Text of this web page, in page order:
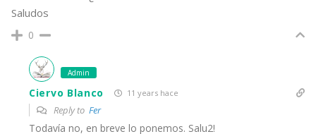
Saludos
0
Admin
Ciervo Blanco 11 years hace
Reply to Fer
Todavía no, en breve lo ponemos. Salu2!